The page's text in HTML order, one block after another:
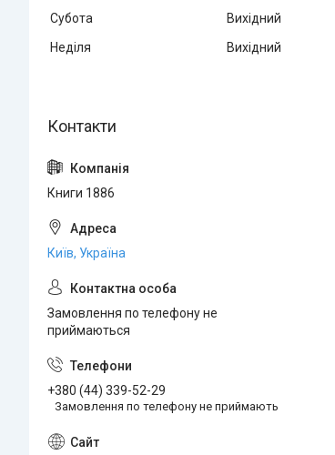
Субота
Вихідний
Неділя
Вихідний
Книги 1886
Київ, Україна
Замовлення по телефону не
приймаються
+380 (44) 339-52-29
Замовлення по телефону не приймають